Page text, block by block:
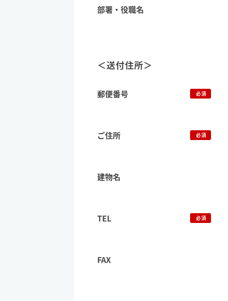
部署・役職名
＜送付住所＞
郵便番号 必須
ご住所 必須
建物名
TEL 必須
FAX